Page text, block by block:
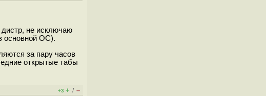
дистр, не исключаю
основной ОС).
за пару часов
открытые табы
+3 + / –